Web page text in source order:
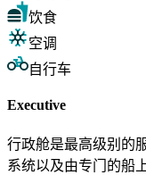
饮食
空调
自行车
Executive
行政舱是最高级别的
系统以及由专门的船